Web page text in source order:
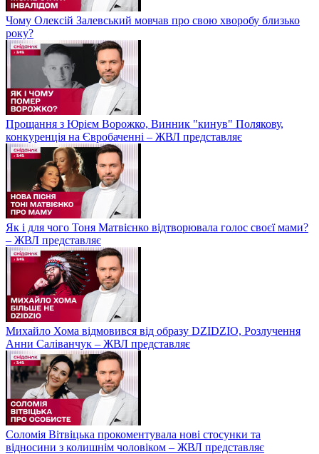
Чому Олексій Залевський мовчав про свою хворобу близько
року?
Прощання з Юрієм Ворожко, Винник "кинув" Полякову,
конкуренція на Євробаченні – ЖВЛ представляє
Як і для чого Тоня Матвієнко відтворювала голос своєї мами?
– ЖВЛ представляє
Михайло Хома відмовився від образу DZIDZIO, Розлучення
Анни Саліванчук – ЖВЛ представляє
Соломія Вітвіцька прокоментувала нові стосунки та
відносини з колишнім чоловіком – ЖВЛ представляє